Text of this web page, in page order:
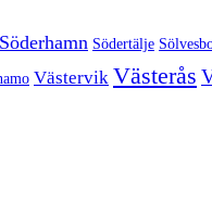
Söderhamn Södertälje
Västervik Västerås